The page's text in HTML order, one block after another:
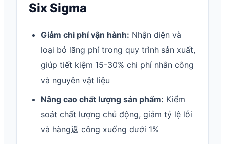
Six Sigma
Giảm chi phí vận hành: Nhận diện và
loại bỏ lãng phí trong quy trình sản xuất,
giúp tiết kiệm 15-30% chi phí nhân công
và nguyên vật liệu
Nâng cao chất lượng sản phẩm: Kiểm
soát chất lượng chủ động, giảm tỷ lệ lỗi
và hàng返 công xuống dưới 1%